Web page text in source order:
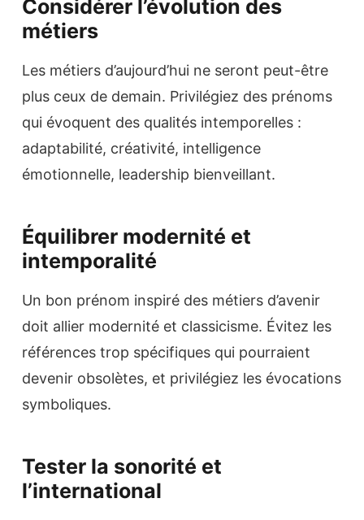
Considérer l’évolution des
métiers
Les métiers d’aujourd’hui ne seront peut-être
plus ceux de demain. Privilégiez des prénoms
qui évoquent des qualités intemporelles :
adaptabilité, créativité, intelligence
émotionnelle, leadership bienveillant.
Équilibrer modernité et
intemporalité
Un bon prénom inspiré des métiers d’avenir
doit allier modernité et classicisme. Évitez les
références trop spécifiques qui pourraient
devenir obsolètes, et privilégiez les évocations
symboliques.
Tester la sonorité et
l’international